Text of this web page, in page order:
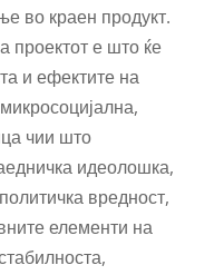
во краен продукт.
проектот е што ќе
и ефектите на
чии што
идеолошка,
вредност,
елементи на